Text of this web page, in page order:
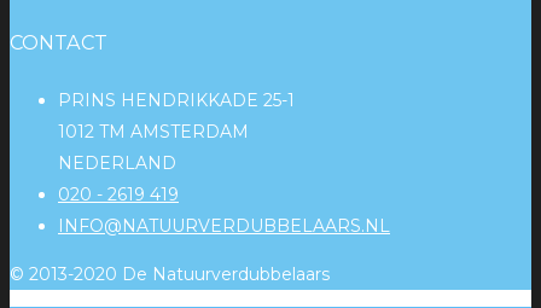
CONTACT
PRINS HENDRIKKADE 25-1
1012 TM AMSTERDAM
NEDERLAND
020 - 2619 419
INFO@NATUURVERDUBBELAARS.NL
© 2013-2020 De Natuurverdubbelaars